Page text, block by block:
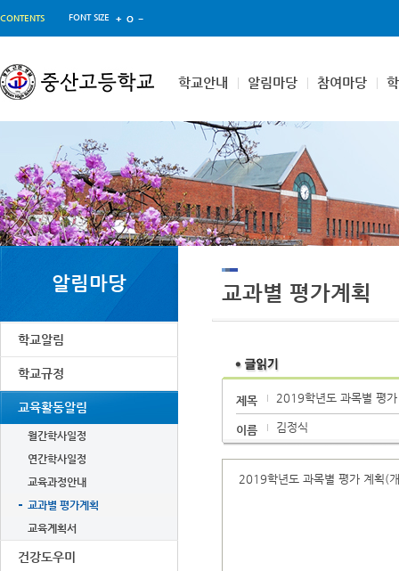
CONTENTS FONT SIZE
학교안내 알림마당 참여마당
알림마당
학교알림
학교규정
교육활동알림
월간학사일정
연간학사일정
교육과정안내
교과별 평가계획
교육계획서
건강도우미
교과별 평가계획
제목 2019학년도 과목별 평
이름 김정식
2019학년도 과목별 평가 계획(